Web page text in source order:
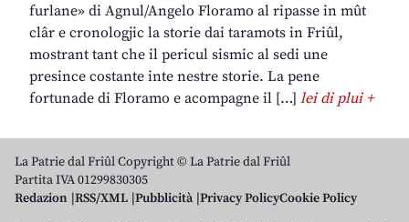
furlane» di Agnul/Angelo Floramo al ripasse in mût
clâr e cronologjic la storie dai taramots in Friûl,
mostrant tant che il pericul sismic al sedi une
presince costante inte nestre storie. La pene
fortunade di Floramo e acompagne il […] lei di plui +
La Patrie dal Friûl Copyright © La Patrie dal Friûl
Partita IVA 01299830305
Redazion RSS/XML Pubblicità Privacy PolicyCookie Policy